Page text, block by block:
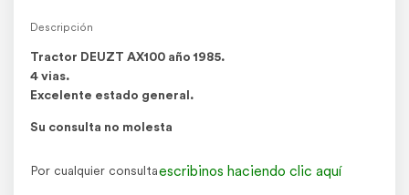
Descripción
Tractor DEUZT AX100 año 1985.
4 vias.
Excelente estado general.
Su consulta no molesta
Por cualquier consultaescribinos haciendo clic aquí